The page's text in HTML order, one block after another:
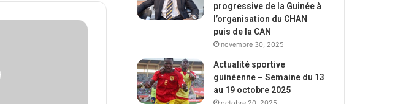
progressive de la Guinée à
l’organisation du CHAN
puis de la CAN
novembre 30, 2025
Actualité sportive
guinéenne – Semaine du 13
au 19 octobre 2025